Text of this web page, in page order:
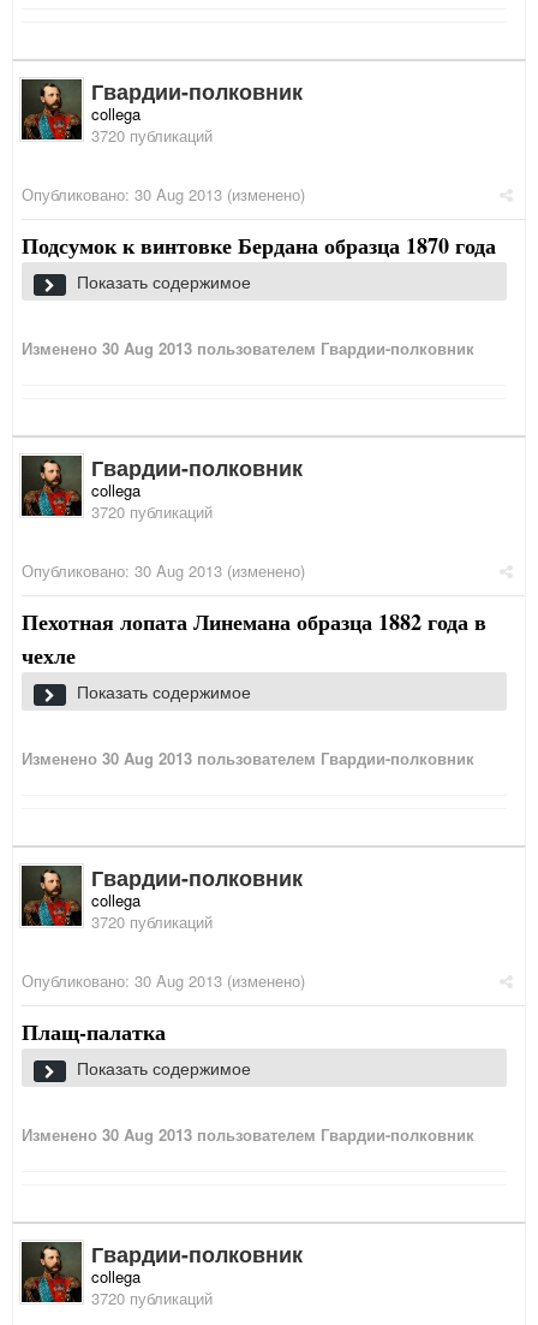
Гвардии-полковник
collega
3720 публикаций
Опубликовано: 30 Aug 2013 (изменено)
Подсумок к винтовке Бердана образца 1870 года
Показать содержимое
Изменено 30 Aug 2013 пользователем Гвардии-полковник
Гвардии-полковник
collega
3720 публикаций
Опубликовано: 30 Aug 2013 (изменено)
Пехотная лопата Линемана образца 1882 года в
чехле
Чехол для лопаты Линемана обр. 1882 г.
Показать содержимое
Изменено 30 Aug 2013 пользователем Гвардии-полковник
Гвардии-полковник
collega
3720 публикаций
Опубликовано: 30 Aug 2013 (изменено)
Плащ-палатка
Показать содержимое
Изменено 30 Aug 2013 пользователем Гвардии-полковник
Гвардии-полковник
collega
3720 публикаций